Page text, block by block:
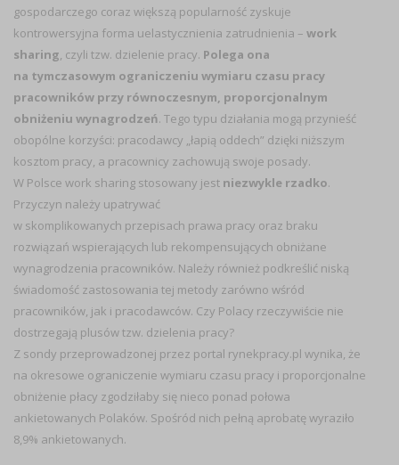
gospodarczego coraz większą popularność zyskuje
kontrowersyjna forma uelastycznienia zatrudnienia – work
sharing, czyli tzw. dzielenie pracy. Polega ona
na tymczasowym ograniczeniu wymiaru czasu pracy
pracowników przy równoczesnym, proporcjonalnym
obniżeniu wynagrodzeń. Tego typu działania mogą przynieść
obopólne korzyści: pracodawcy „łapią oddech” dzięki niższym
kosztom pracy, a pracownicy zachowują swoje posady.
W Polsce work sharing stosowany jest niezwykle rzadko.
Przyczyn należy upatrywać
w skomplikowanych przepisach prawa pracy oraz braku
rozwiązań wspierających lub rekompensujących obniżane
wynagrodzenia pracowników. Należy również podkreślić niską
świadomość zastosowania tej metody zarówno wśród
pracowników, jak i pracodawców. Czy Polacy rzeczywiście nie
dostrzegają plusów tzw. dzielenia pracy?
Z sondy przeprowadzonej przez portal rynekpracy.pl wynika, że
na okresowe ograniczenie wymiaru czasu pracy i proporcjonalne
obniżenie płacy zgodziłaby się nieco ponad połowa
ankietowanych Polaków. Spośród nich pełną aprobatę wyraziło
8,9% ankietowanych.